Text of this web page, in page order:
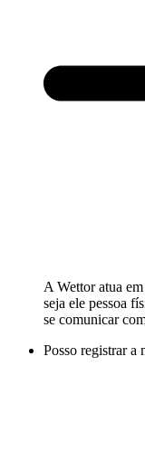
A Wettor atua
seja ele pessoa
se comunicar
Posso registrar a